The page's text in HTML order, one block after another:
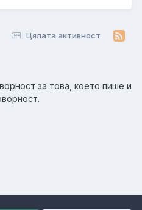
Цялата активност
за това, което пише и